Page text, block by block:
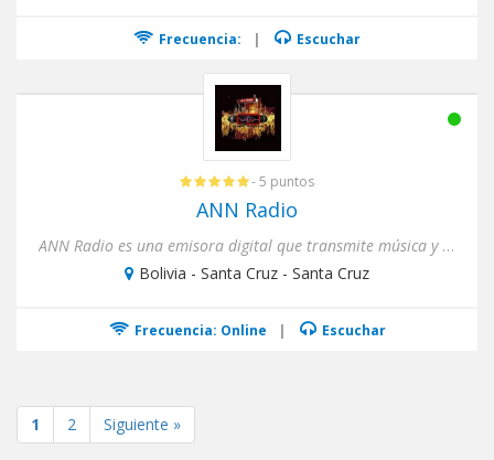
Frecuencia: | Escuchar
- 5 puntos
ANN Radio
ANN Radio es una emisora digital que transmite música y noticias de Bolivia para el Mundo.
Bolivia - Santa Cruz - Santa Cruz
Frecuencia: Online | Escuchar
1 2 Siguiente »